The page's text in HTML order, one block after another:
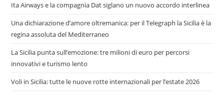
Ita Airways e la compagnia Dat siglano un nuovo accordo interlinea
Una dichiarazione d’amore oltremanica: per il Telegraph la Sicilia è la
regina assoluta del Mediterraneo
La Sicilia punta sull’emozione: tre milioni di euro per percorsi
innovativi e turismo lento
Voli in Sicilia: tutte le nuove rotte internazionali per l’estate 2026